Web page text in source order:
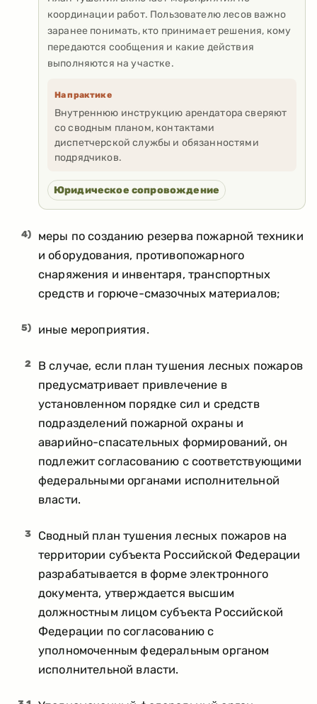
координации работ. Пользователю лесов важно
заранее понимать, кто принимает решения, кому
передаются сообщения и какие действия
выполняются на участке.
На практике
Внутреннюю инструкцию арендатора сверяют
со сводным планом, контактами
диспетчерской службы и обязанностями
подрядчиков.
Юридическое сопровождение
4)
меры по созданию резерва пожарной техники
и оборудования, противопожарного
снаряжения и инвентаря, транспортных
средств и горюче-смазочных материалов;
5) иные мероприятия.
2
В случае, если план тушения лесных пожаров
предусматривает привлечение в
установленном порядке сил и средств
подразделений пожарной охраны и
аварийно-спасательных формирований, он
подлежит согласованию с соответствующими
федеральными органами исполнительной
власти.
3
Сводный план тушения лесных пожаров на
территории субъекта Российской Федерации
разрабатывается в форме электронного
документа, утверждается высшим
должностным лицом субъекта Российской
Федерации по согласованию с
уполномоченным федеральным органом
исполнительной власти.